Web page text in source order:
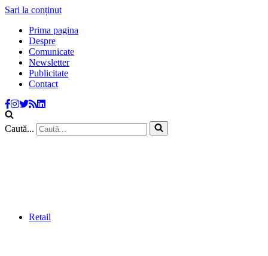
Sari la conținut
Prima pagina
Despre
Comunicate
Newsletter
Publicitate
Contact
Caută...
Retail